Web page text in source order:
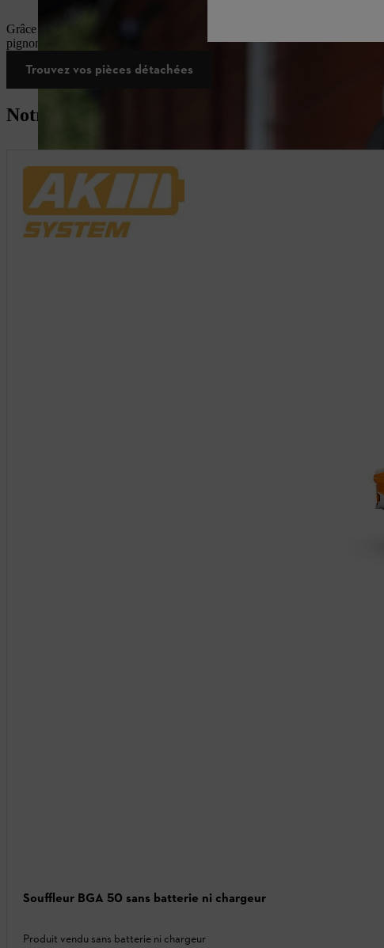
Grâce à notre outil de recherche, retrouvez sur notre boutique en ligne un
pignons, dispositifs de démarrage, bouchons de réservoir... .
Trouvez vos pièces détachées
Notre sélection du moment
Souffleur BGA 50 sans batterie ni chargeur
Produit vendu sans batterie ni chargeur